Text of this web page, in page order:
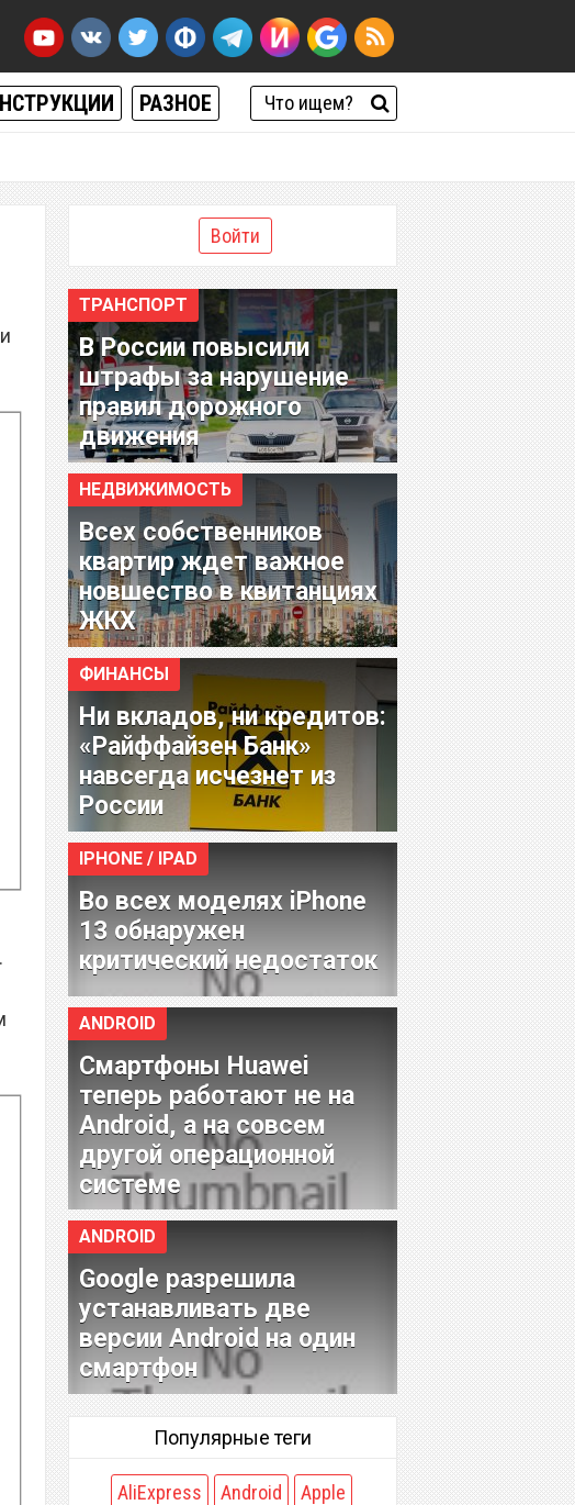
РАЗНОЕ
Войти
ТРАНСПОРТ
В России повысили
штрафы за нарушение
правил дорожного
движения
НЕДВИЖИМОСТЬ
Всех собственников
квартир ждет важное
новшество в квитанциях
ЖКХ
ФИНАНСЫ
Ни вкладов, ни кредитов:
«Райффайзен Банк»
навсегда исчезнет из
России
IPHONE / IPAD
Во всех моделях iPhone
13 обнаружен
критический недостаток
ANDROID
Смартфоны Huawei
теперь работают не на
Android, а на совсем
другой операционной
системе
ANDROID
Google разрешила
устанавливать две
версии Android на один
смартфон
Популярные теги
AliExpress Android
Apple